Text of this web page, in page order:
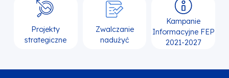
Projekty
strategiczne
Zwalczanie
nadużyć
Kampanie
Informacyjne FEP
2021-2027